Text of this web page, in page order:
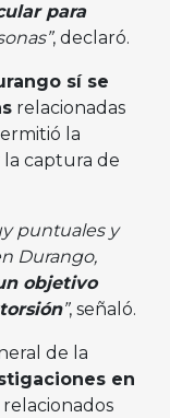
para
, declaró.
sí se
relacionadas
la
captura de
puntuales y
Durango,
objetivo
”, señaló.
de la
en